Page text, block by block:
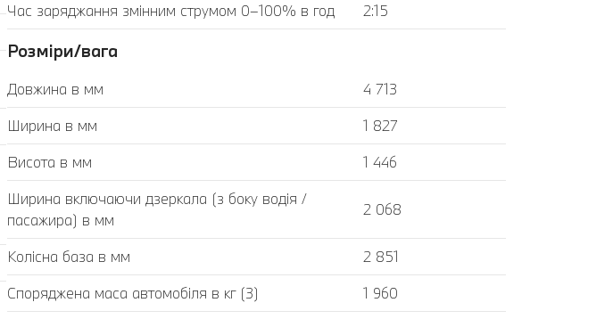
Час заряджання змінним струмом 0–100% в год
2:15
Розміри/вага
Довжина в мм
4 713
Ширина в мм
1 827
Висота в мм
1 446
Ширина включаючи дзеркала (з боку водія /
пасажира) в мм
2 068
Колісна база в мм
2 851
Споряджена маса автомобіля в кг (3)
1 960